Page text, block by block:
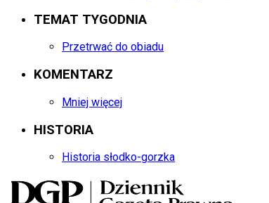
TEMAT TYGODNIA
Przetrwać do obiadu
KOMENTARZ
Mniej więcej
HISTORIA
Historia słodko-gorzka